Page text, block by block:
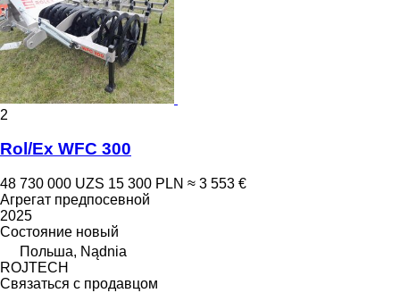
2
Rol/Ex WFC 300
48 730 000 UZS 15 300 PLN ≈ 3 553 €
Агрегат предпосевной
2025
Состояние новый
Польша, Nądnia
ROJTECH
Связаться с продавцом